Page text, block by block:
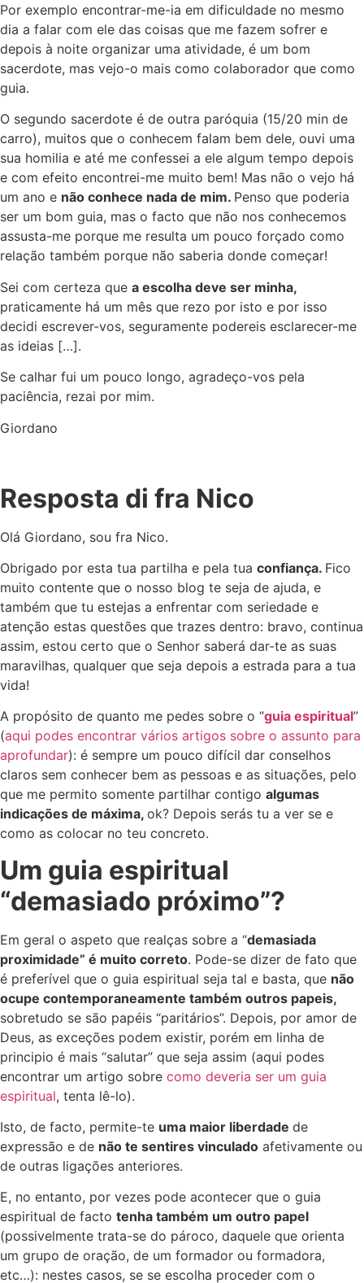
Por exemplo encontrar-me-ia em dificuldade no mesmo
dia a falar com ele das coisas que me fazem sofrer e
depois à noite organizar uma atividade, é um bom
sacerdote, mas vejo-o mais como colaborador que como
guia.
O segundo sacerdote é de outra paróquia (15/20 min de
carro), muitos que o conhecem falam bem dele, ouvi uma
sua homilia e até me confessei a ele algum tempo depois
e com efeito encontrei-me muito bem! Mas não o vejo há
um ano e não conhece nada de mim. Penso que poderia
ser um bom guia, mas o facto que não nos conhecemos
assusta-me porque me resulta um pouco forçado como
relação também porque não saberia donde começar!
Sei com certeza que a escolha deve ser minha,
praticamente há um mês que rezo por isto e por isso
decidi escrever-vos, seguramente podereis esclarecer-me
as ideias […].
Se calhar fui um pouco longo, agradeço-vos pela
paciência, rezai por mim.
Giordano
Resposta di fra Nico
Olá Giordano, sou fra Nico.
Obrigado por esta tua partilha e pela tua confiança. Fico
muito contente que o nosso blog te seja de ajuda, e
também que tu estejas a enfrentar com seriedade e
atenção estas questões que trazes dentro: bravo, continua
assim, estou certo que o Senhor saberá dar-te as suas
maravilhas, qualquer que seja depois a estrada para a tua
vida!
A propósito de quanto me pedes sobre o “guia espiritual”
(aqui podes encontrar vários artigos sobre o assunto para
aprofundar): é sempre um pouco difícil dar conselhos
claros sem conhecer bem as pessoas e as situações, pelo
que me permito somente partilhar contigo algumas
indicações de máxima, ok? Depois serás tu a ver se e
como as colocar no teu concreto.
Um guia espiritual
“demasiado próximo”?
Em geral o aspeto que realças sobre a “demasiada
proximidade” é muito correto. Pode-se dizer de fato que
é preferível que o guia espiritual seja tal e basta, que não
ocupe contemporaneamente também outros papeis,
sobretudo se são papéis “paritários”. Depois, por amor de
Deus, as exceções podem existir, porém em linha de
principio é mais “salutar” que seja assim (aqui podes
encontrar um artigo sobre como deveria ser um guia
espiritual, tenta lê-lo).
Isto, de facto, permite-te uma maior liberdade de
expressão e de não te sentires vinculado afetivamente ou
de outras ligações anteriores.
E, no entanto, por vezes pode acontecer que o guia
espiritual de facto tenha também um outro papel
(possivelmente trata-se do pároco, daquele que orienta
um grupo de oração, de um formador ou formadora,
etc…): nestes casos, se se escolha proceder com o